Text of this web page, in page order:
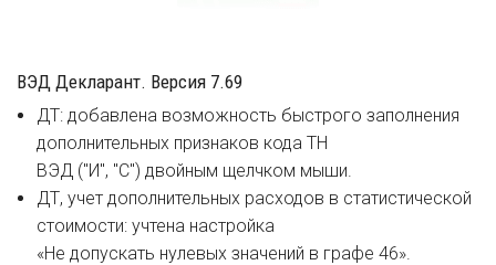
ВЭД Декларант. Версия 7.69
ДТ: добавлена возможность быстрого заполнения
дополнительных признаков кода ТН
ВЭД ("И", "С") двойным щелчком мыши.
ДТ, учет дополнительных расходов в статистической
стоимости: учтена настройка
«Не допускать нулевых значений в графе 46».